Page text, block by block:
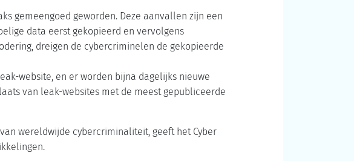
gemeengoed geworden. Deze aanvallen zijn een
data eerst gekopieerd en vervolgens
dreigen de cybercriminelen de gekopieerde
website, en er worden bijna dagelijks nieuwe
van leak-websites met de meest gepubliceerde
wereldwijde cybercriminaliteit, geeft het Cyber